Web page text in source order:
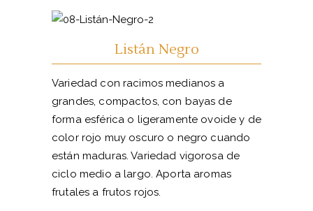
Listán Negro
Variedad con racimos medianos a
grandes, compactos, con bayas de
forma esférica o ligeramente ovoide y de
color rojo muy oscuro o negro cuando
están maduras. Variedad vigorosa de
ciclo medio a largo. Aporta aromas
frutales a frutos rojos.